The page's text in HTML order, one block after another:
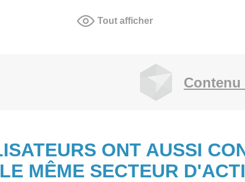
Tout afficher
Contenu
ONT AUSSI
MÊME SECTEUR